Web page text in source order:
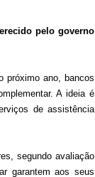
pelo governo
próximo ano, bancos
A ideia é
de assistência
segundo avaliação
garantem aos seus